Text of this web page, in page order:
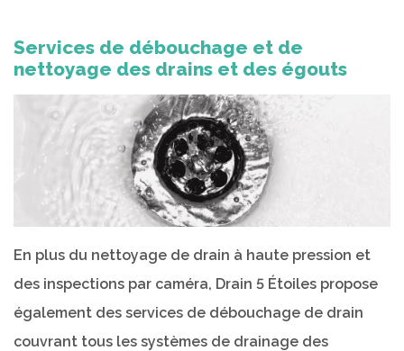
Services de débouchage et de
nettoyage des drains et des égouts
En plus du nettoyage de drain à haute pression et
des inspections par caméra, Drain 5 Étoiles propose
également des services de débouchage de drain
couvrant tous les systèmes de drainage des